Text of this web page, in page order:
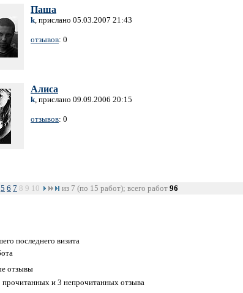
Паша
k, прислано 05.03.2007 21:43
отзывов: 0
Алиса
k, прислано 09.09.2006 20:15
отзывов: 0
5 6 7 8 9 10 из 7 (по 15 работ); всего работ 96
последнего визита
отзывы
прочитанных и 3 непрочитанных отзыва